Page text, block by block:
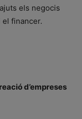
els negocis
financer.
d’empreses